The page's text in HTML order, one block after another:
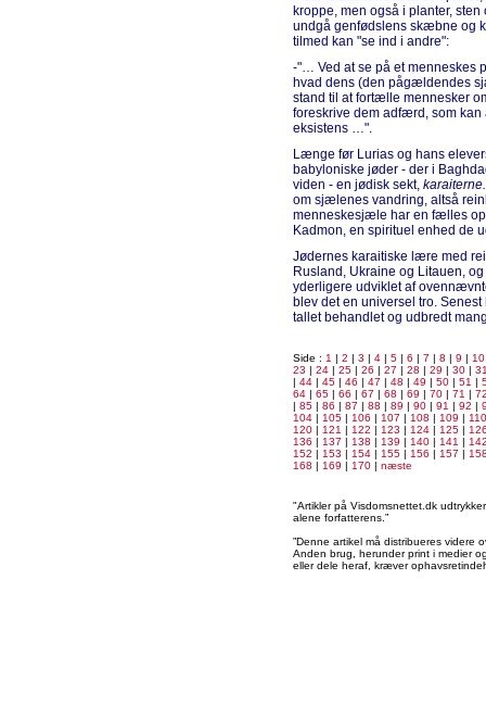
kroppe, men også i planter,
undgå genfødslens skæbne og
tilmed kan "se ind i andre":
-"… Ved at se på et menneskes
hvad dens (den pågældendes
stand til at fortælle mennesker
foreskrive dem adfærd, som
eksistens …".
Længe før Lurias og hans
babyloniske jøder - der i
viden - en jødisk sekt, karaiterne.
om sjælenes vandring, altså
menneskesjæle har en fælles
Kadmon, en spirituel enhed de
Jødernes karaitiske lære med
Rusland, Ukraine og Litauen,
yderligere udviklet af
blev det en universel tro.
tallet behandlet og udbredt
Side : 1 | 2 | 3 | 4 | 5 | 6 | 7 | 8 | 9 | 10
23 | 24 | 25 | 26 | 27 | 28 | 29 | 30 |
| 44 | 45 | 46 | 47 | 48 | 49 | 50 | 51 |
64 | 65 | 66 | 67 | 68 | 69 | 70 | 71 |
| 85 | 86 | 87 | 88 | 89 | 90 | 91 | 92 |
104 | 105 | 106 | 107 | 108 | 109 | 110
120 | 121 | 122 | 123 | 124 | 125 |
136 | 137 | 138 | 139 | 140 | 141 |
152 | 153 | 154 | 155 | 156 | 157 |
168 | 169 | 170 | næste
"Artikler på Visdomsnettet.dk
alene forfatterens.”
”Denne artikel må distribueres videre
Anden brug, herunder print i medier
eller dele heraf, kræver